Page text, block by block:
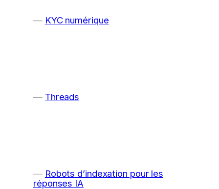
KYC numérique
Threads
Robots d’indexation pour les
réponses IA